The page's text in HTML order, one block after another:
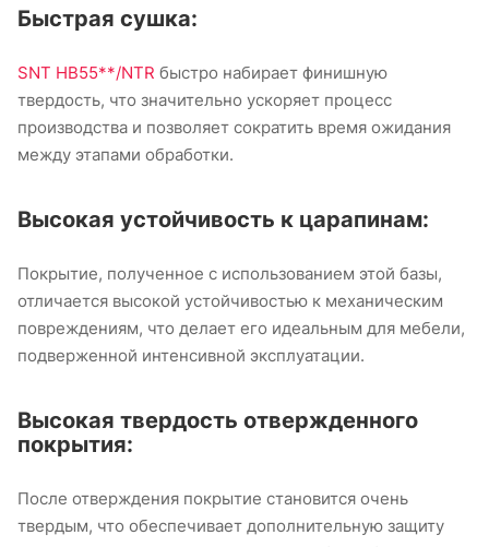
Быстрая сушка:
SNT HB55**/NTR быстро набирает финишную
твердость, что значительно ускоряет процесс
производства и позволяет сократить время ожидания
между этапами обработки.
Высокая устойчивость к царапинам:
Покрытие, полученное с использованием этой базы,
отличается высокой устойчивостью к механическим
повреждениям, что делает его идеальным для мебели,
подверженной интенсивной эксплуатации.
Высокая твердость отвержденного
покрытия:
После отверждения покрытие становится очень
твердым, что обеспечивает дополнительную защиту